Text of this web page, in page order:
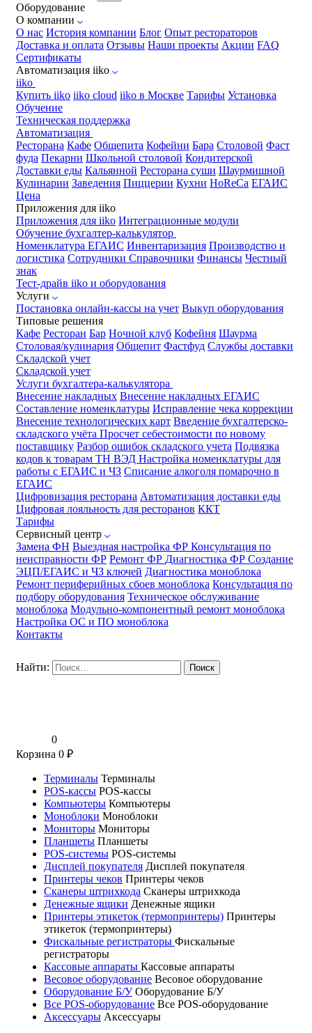
Оборудование
О компании
О нас История компании Блог Опыт рестораторов
Доставка и оплата Отзывы Наши проекты Акции FAQ
Сертификаты
Автоматизация iiko
iiko
Купить iiko iiko cloud iiko в Москве Тарифы Установка
Обучение
Техническая поддержка
Автоматизация
Ресторана Кафе Общепита Кофейни Бара Столовой Фаст
фуда Пекарни Школьной столовой Кондитерской
Доставки еды Кальянной Ресторана суши Шаурмишной
Кулинарии Заведения Пиццерии Кухни HoReCa ЕГАИС
Цена
Приложения для iiko
Приложения для iiko Интеграционные модули
Обучение бухгалтер-калькулятор
Номенклатура ЕГАИС Инвентаризация Производство и
логистика Сотрудники Справочники Финансы Честный
знак
Тест-драйв iiko и оборудования
Услуги
Постановка онлайн-кассы на учет Выкуп оборудования
Типовые решения
Кафе Ресторан Бар Ночной клуб Кофейня Шаурма
Столовая/кулинария Общепит Фастфуд Службы доставки
Складской учет
Складской учет
Услуги бухгалтера-калькулятора
Внесение накладных Внесение накладных ЕГАИС
Составление номенклатуры Исправление чека коррекции
Внесение технологических карт Введение бухгалтерско-
складского учёта Просчет себестоимости по новому
поставщику Разбор ошибок складского учета Подвязка
кодов к товарам ТН ВЭД Настройка номенклатуры для
работы с ЕГАИС и ЧЗ Списание алкоголя помарочно в
ЕГАИС
Цифровизация ресторана Автоматизация доставки еды
Цифровая лояльность для ресторанов ККТ
Тарифы
Сервисный центр
Замена ФН Выездная настройка ФР Консультация по
неисправности ФР Ремонт ФР Диагностика ФР Создание
ЭЦП/ЕГАИС и ЧЗ ключей Диагностика моноблока
Ремонт периферийных сбоев моноблока Консультация по
подбору оборудования Техническое обслуживание
моноблока Модульно-компонентный ремонт моноблока
Настройка ОС и ПО моноблока
Контакты
Найти:
0
Корзина 0 ₽
Терминалы Терминалы
POS-кассы POS-кассы
Компьютеры Компьютеры
Моноблоки Моноблоки
Мониторы Мониторы
Планшеты Планшеты
POS-системы POS-системы
Дисплей покупателя Дисплей покупателя
Принтеры чеков Принтеры чеков
Сканеры штрихкода Сканеры штрихкода
Денежные ящики Денежные ящики
Принтеры этикеток (термопринтеры) Принтеры
этикеток (термопринтеры)
Фискальные регистраторы Фискальные
регистраторы
Кассовые аппараты Кассовые аппараты
Весовое оборудование Весовое оборудование
Оборудование Б/У Оборудование Б/У
Все POS-оборудование Все POS-оборудование
Аксессуары Аксессуары